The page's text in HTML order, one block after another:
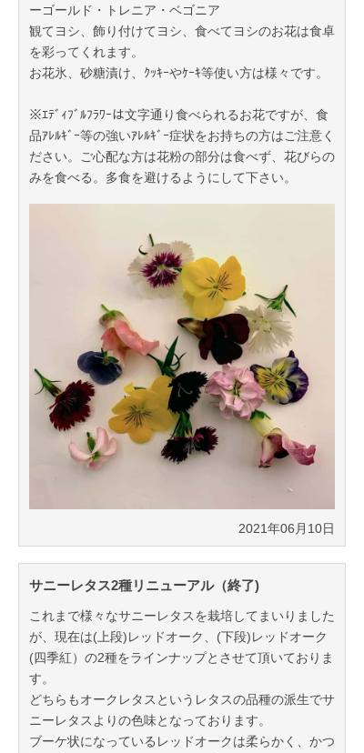
2020年04月30日
ーゴールド・トレニア・ベゴニア
観てヨシ、飾り付けてヨシ、食べてヨシのお花は食卓
を彩ってくれます。
お花氷、砂糖漬け、ｸｯｷｰやｹｰｷ等使い方は様々です。
※ｴﾃﾞｨﾌﾞﾙﾌﾗﾜｰは文字通り食べられるお花ですが、食
品ｱﾚﾙｷﾞｰ等の強いｱﾚﾙｷﾞｰ症状をお持ちの方はご注意く
ださい。ご心配な方は花粉の部分は食べず、花びらの
みを食べる。多食を避けるようにして下さい。
2021年06月10日
サニーレタス2種リニューアル（終了)
これまで様々なサニーレタスを栽培してまいりました
が、現在は(上段)レッドオーク、(下段)レッドオーク
(四季紅）の2種をラインナップとさせて頂いておりま
す。
どちらもオークレタスというレタスの品種の派生でサ
ニーレタスよりの色味となっております。
ブーケ状になっているレッドオークは柔らかく、かつ